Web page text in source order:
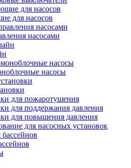
для насосов
насосами
насосы
для пожаротушения
для поддержания давления
для повышения давления
для насосных установок